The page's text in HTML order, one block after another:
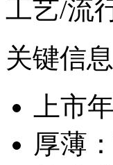
工艺/流
关键信息
上市
厚薄